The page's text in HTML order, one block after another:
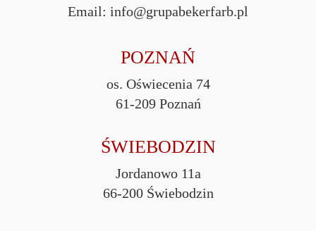
Email: info@grupabekerfarb.pl
POZNAŃ
os. Oświecenia 74
61-209 Poznań
ŚWIEBODZIN
Jordanowo 11a
66-200 Świebodzin